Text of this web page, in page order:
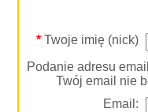
*Twoje imię (nick)
Podanie adresu
Twój email nie
Email: